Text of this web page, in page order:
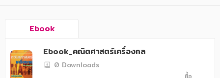
กฎหมาย สัญญา ภาษี
การเงิน การลงทุน บริหาร
Ebook
Ebook_คณิตศาสตร์เครื่องกล
0 Downloads